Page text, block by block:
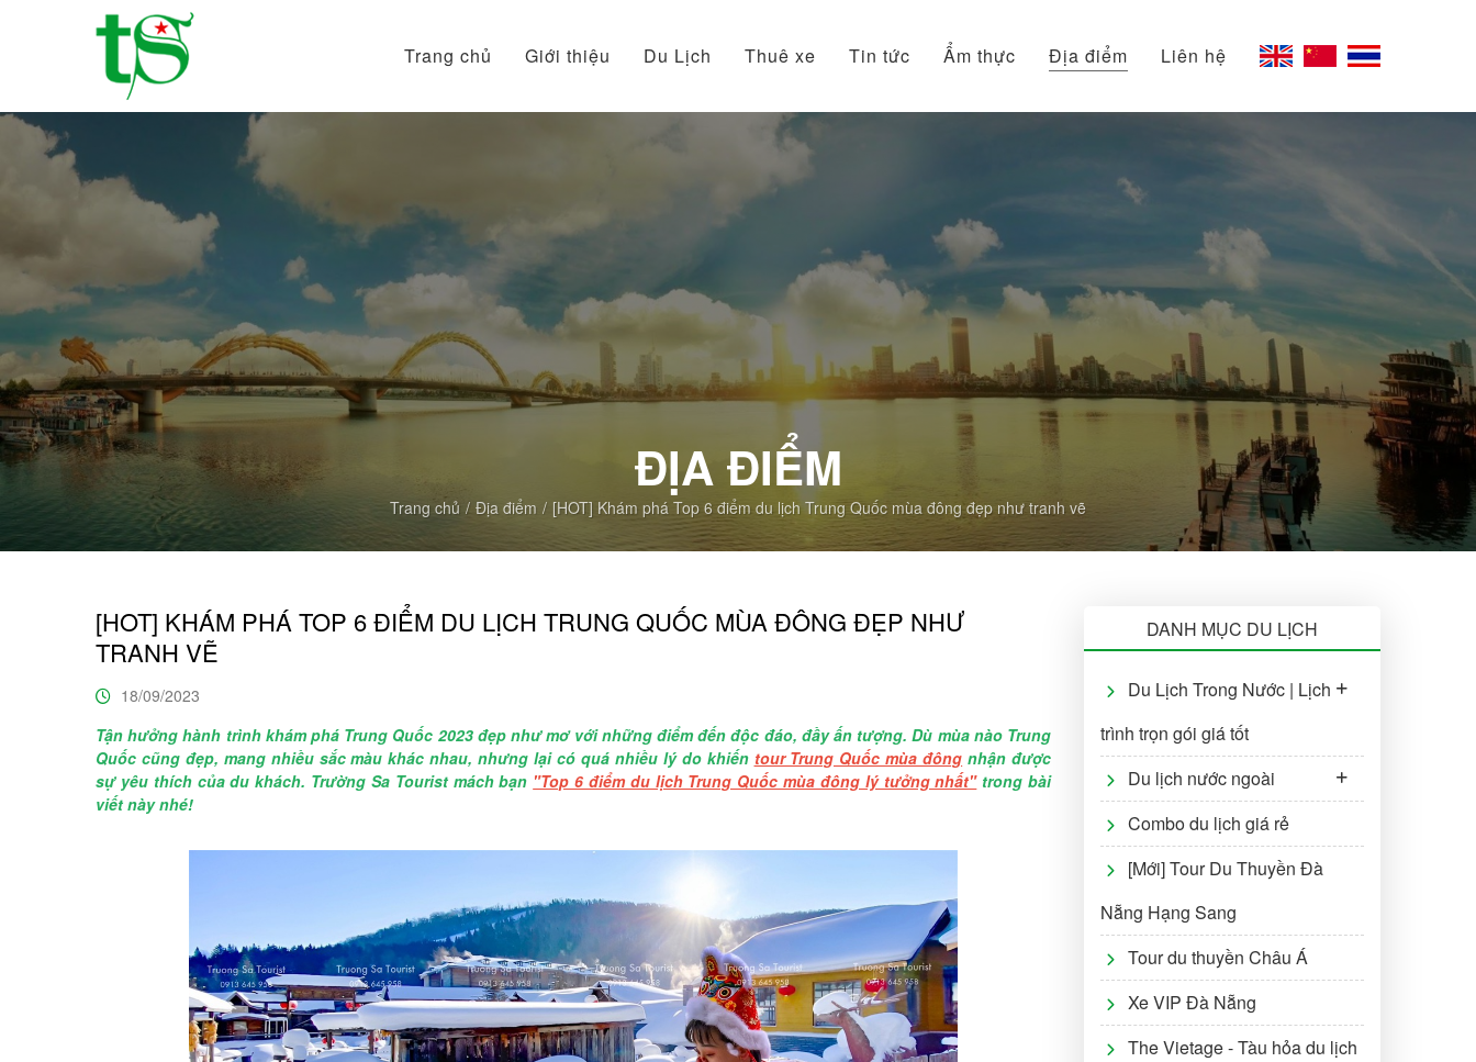
Tour
Việt
Nam
Trường
Sa
Tourist
DMC
Trang chủ Giới thiệu Du Lịch Thuê xe Tin tức Ẩm thực Địa điểm Liên hệ
ĐỊA ĐIỂM
Trang chủ Địa điểm [HOT] Khám phá Top 6 điểm du lịch Trung Quốc mùa đông đẹp như tranh vẽ
[HOT] KHÁM PHÁ TOP 6 ĐIỂM DU LỊCH TRUNG QUỐC MÙA ĐÔNG ĐẸP NHƯ
TRANH VẼ
18/09/2023
Tận hưởng hành trình khám phá Trung Quốc 2023 đẹp như mơ với những điểm đến độc đáo, đầy ấn tượng. Dù mùa nào Trung
Quốc cũng đẹp, mang nhiều sắc màu khác nhau, nhưng lại có quá nhiều lý do khiến tour Trung Quốc mùa đông nhận được
sự yêu thích của du khách. Trường Sa Tourist mách bạn "Top 6 điểm du lịch Trung Quốc mùa đông lý tưởng nhất"trong bài
viết này nhé!
DANH MỤC DU LỊCH
Du Lịch Trong Nước | Lịch
trình trọn gói giá tốt
Du lịch nước ngoài
Combo du lịch giá rẻ
[Mới] Tour Du Thuyền Đà
Nẵng Hạng Sang
Tour du thuyền Châu Á
Xe VIP Đà Nẵng
The Vietage - Tàu hỏa du lịch